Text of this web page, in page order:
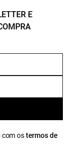
E
com ostermos de